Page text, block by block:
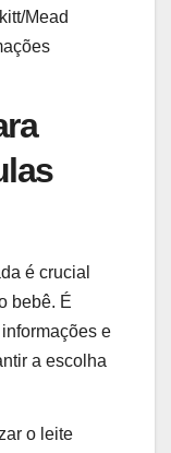
Mead
é crucial
bebê. É
e
a escolha
o leite